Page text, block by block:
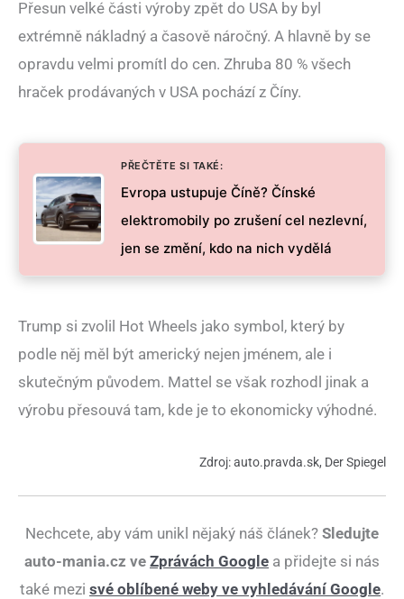
Přesun velké části výroby zpět do USA by byl
extrémně nákladný a časově náročný. A hlavně by se
opravdu velmi promítl do cen. Zhruba 80 % všech
hraček prodávaných v USA pochází z Číny.
PŘEČTĚTE SI TAKÉ:
Evropa ustupuje Číně? Čínské
elektromobily po zrušení cel nezlevní,
jen se změní, kdo na nich vydělá
Trump si zvolil Hot Wheels jako symbol, který by
podle něj měl být americký nejen jménem, ale i
skutečným původem. Mattel se však rozhodl jinak a
výrobu přesouvá tam, kde je to ekonomicky výhodné.
Zdroj: auto.pravda.sk, Der Spiegel
Nechcete, aby vám unikl nějaký náš článek? Sledujte
auto-mania.cz ve Zprávách Google a přidejte si nás
také mezi své oblíbené weby ve vyhledávání Google.